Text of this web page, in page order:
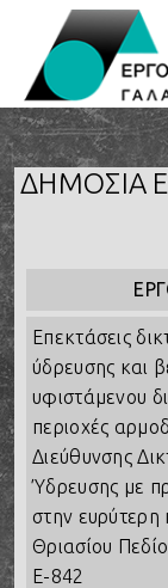
ΔΗΜΟΣΙΑ
Επεκτάσεις
ύδρευσης και
υφιστάμενου
περιοχές
Διεύθυνσης
Ύδρευσης με
στην ευρύτερη
Θριασίου
Ε-842